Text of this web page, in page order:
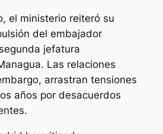
el ministerio reiteró su
del embajador
jefatura
Las relaciones
arrastran tensiones
años por desacuerdos